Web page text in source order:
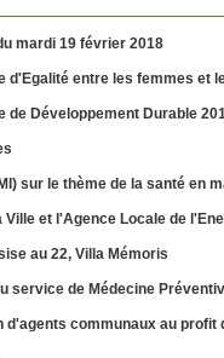
mardi 19 février 2018
d'Egalité entre les femmes et
de Développement Durable
sur le thème de la santé en
et l'Agence Locale de
au 22, Villa Mémoris
service de Médecine
d'agents communaux au